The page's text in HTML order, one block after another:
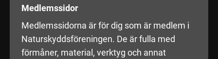
Medlemssidor
Medlemssidorna är för dig som är medlem i
Naturskyddsföreningen. De är fulla med
förmåner, material, verktyg och annat